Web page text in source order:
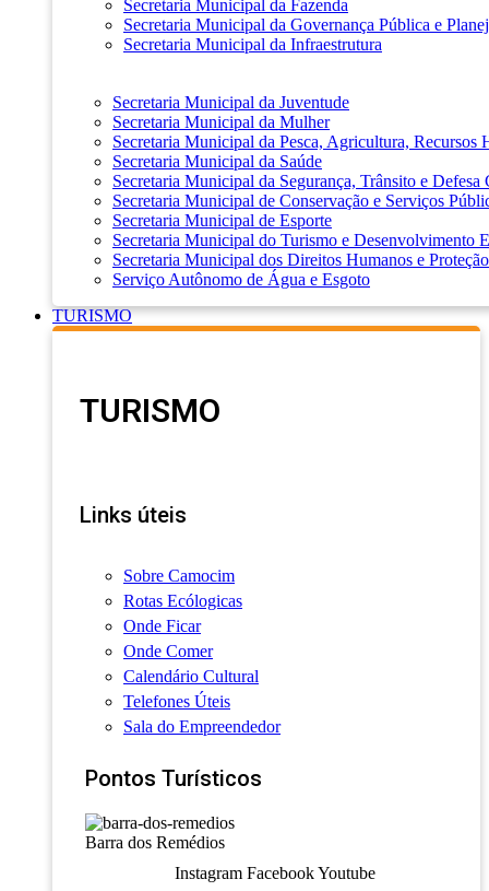
Secretaria Municipal da Fazenda
Secretaria Municipal da Governança Pública e
Secretaria Municipal da Infraestrutura
Secretaria Municipal da Juventude
Secretaria Municipal da Mulher
Secretaria Municipal da Pesca, Agricultura, Recursos
Secretaria Municipal da Saúde
Secretaria Municipal da Segurança, Trânsito e Defesa
Secretaria Municipal de Conservação e Serviços
Secretaria Municipal de Esporte
Secretaria Municipal do Turismo e Desenvolvimento
Secretaria Municipal dos Direitos Humanos e
Serviço Autônomo de Água e Esgoto
TURISMO
TURISMO
Links úteis
Sobre Camocim
Rotas Ecólogicas
Onde Ficar
Onde Comer
Calendário Cultural
Telefones Úteis
Sala do Empreendedor
Pontos Turísticos
Barra dos Remédios
Instagram Facebook Youtube